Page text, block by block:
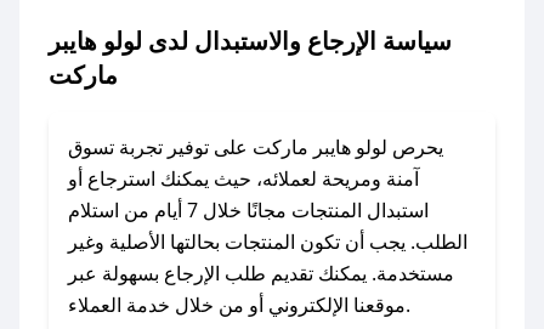
أسرع وقت ممكن.
لولو هايبر ماركت؟
للحصول على كوبونات وخصومات حصرية، قم بما
يلي:
في تطبيق صحصح.
- تابع حسابنا الرسمي على تويتر وقم بتفعيل زر
سياسة الإرجاع والاستبدال لدى لولو هايبر
ماركت
يحرص لولو هايبر ماركت على توفير تجربة تسوق
آمنة ومريحة لعملائه، حيث يمكنك استرجاع أو
استبدال المنتجات مجانًا خلال 7 أيام من استلام
الطلب. يجب أن تكون المنتجات بحالتها الأصلية وغير
مستخدمة. يمكنك تقديم طلب الإرجاع بسهولة عبر
موقعنا الإلكتروني أو من خلال خدمة العملاء.